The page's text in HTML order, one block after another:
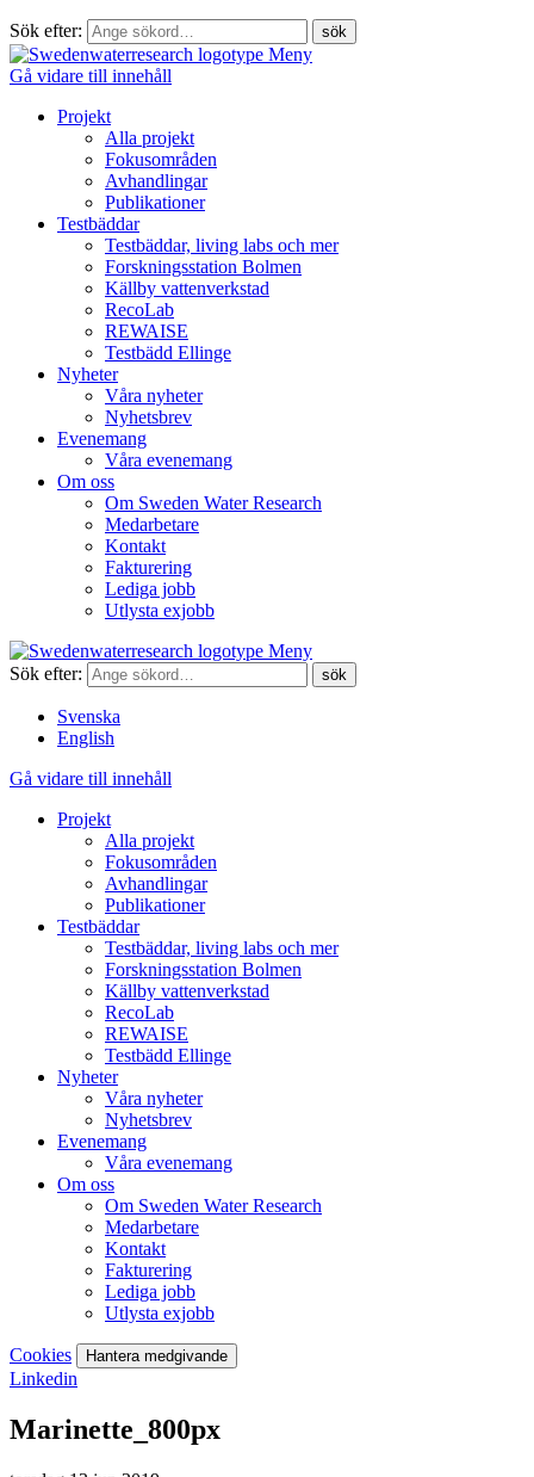
Sök efter:
Meny
Gå vidare till innehåll
Projekt
Alla projekt
Fokusområden
Avhandlingar
Publikationer
Testbäddar
Testbäddar, living labs och mer
Forskningsstation Bolmen
Källby vattenverkstad
RecoLab
REWAISE
Testbädd Ellinge
Nyheter
Våra nyheter
Nyhetsbrev
Evenemang
Våra evenemang
Om oss
Om Sweden Water Research
Medarbetare
Kontakt
Fakturering
Lediga jobb
Utlysta exjobb
Meny
Sök efter:
Svenska
English
Gå vidare till innehåll
Projekt
Alla projekt
Fokusområden
Avhandlingar
Publikationer
Testbäddar
Testbäddar, living labs och mer
Forskningsstation Bolmen
Källby vattenverkstad
RecoLab
REWAISE
Testbädd Ellinge
Nyheter
Våra nyheter
Nyhetsbrev
Evenemang
Våra evenemang
Om oss
Om Sweden Water Research
Medarbetare
Kontakt
Fakturering
Lediga jobb
Utlysta exjobb
Cookies Hantera medgivande
Linkedin
Marinette_800px